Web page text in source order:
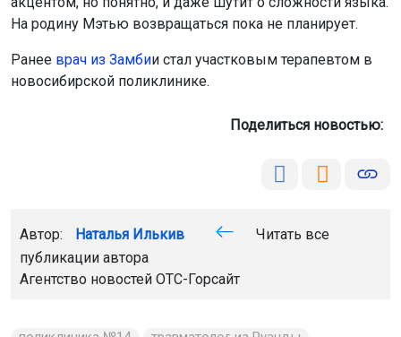
Автор: Наталья Илькив
Читать все
публикации автора
Агентство новостейОТС-Горсайт
11 человек утонули в водоёмах
Новосибирска с начала купального
Подробнее